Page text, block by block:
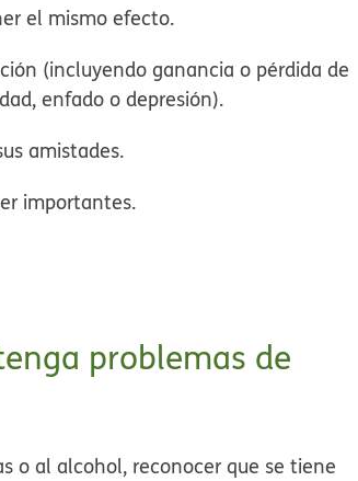
el mismo efecto.
(incluyendo ganancia o pérdida de
enfado o depresión).
amistades.
importantes.
problemas de
o al alcohol, reconocer que se tiene